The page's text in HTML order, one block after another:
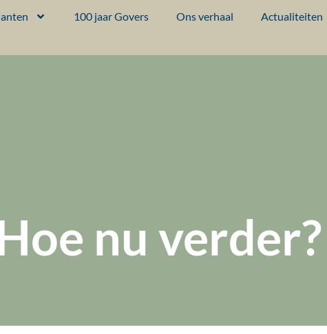
100 jaar Govers Ons verhaal Actualiteiten
nu verder?